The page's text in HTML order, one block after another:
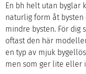
En bh helt utan byglar
naturlig form åt bysten
mindre bysten. För dig
oftast den här
en typ av mjuk
men som ger lite eller